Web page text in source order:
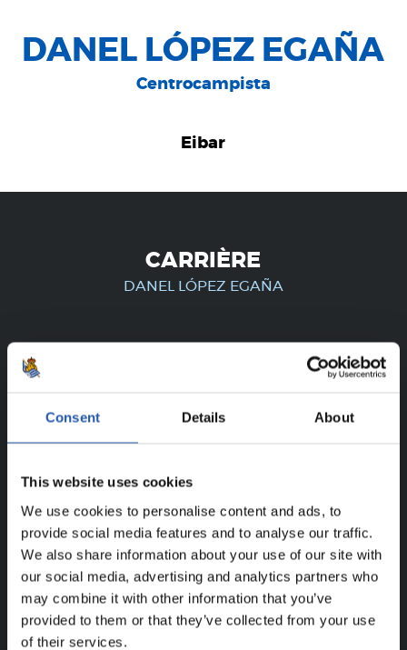
Consent Details About
This website uses cookies
We use cookies to personalise content and ads, to
provide social media features and to analyse our traffic.
We also share information about your use of our site with
our social media, advertising and analytics partners who
may combine it with other information that you’ve
provided to them or that they’ve collected from your use
of their services.
DANEL LÓPEZ EGAÑA
Centrocampista
Eibar
CARRIÈRE
DANEL LÓPEZ EGAÑA
UNIQUEMENT POUR LES
Ce contenu est réservé aux utilisateurs enregistrés sur
S'inscrire en cliquant sur l' Identifiant
et profitez du
contenu exclusif pour vous.